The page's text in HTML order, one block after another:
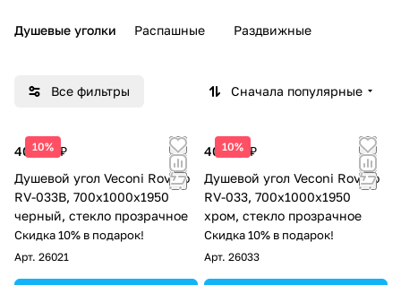
Душевые уголки Распашные Раздвижные
Все фильтры Сначала популярные
10%
40 870 ₽
Душевой угол Veconi Rovigo
RV-033B, 700х1000х1950
черный, стекло прозрачное
Скидка 10% в подарок!
Арт. 26021
10%
40 870 ₽
Душевой угол Veconi Rovigo
RV-033, 700х1000х1950
хром, стекло прозрачное
Скидка 10% в подарок!
Арт. 26033